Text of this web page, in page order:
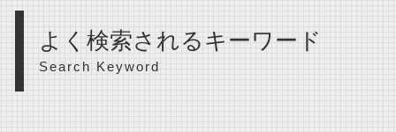
よく検索されるキーワード
Search Keyword